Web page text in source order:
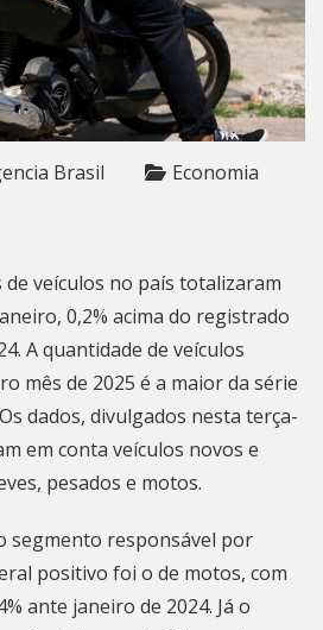
Brasil Economia
de veículos no país totalizaram
0,2% acima do registrado
A quantidade de veículos
mês de 2025 é a maior da série
dados, divulgados nesta terça-
em conta veículos novos e
pesados e motos.
segmento responsável por
positivo foi o de motos, com
ante janeiro de 2024. Já o